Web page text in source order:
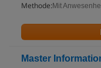
Methode: Mit
Master